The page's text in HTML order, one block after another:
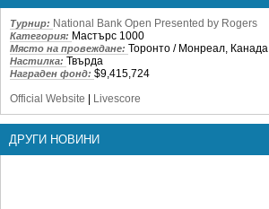
Турнир: National Bank Open Presented by Rogers
Категория: Мастърс 1000
Място на провеждане: Торонто / Монреал, Канада
Настилка: Твърда
Награден фонд: $9,415,724
Official Website | Livescore
ДРУГИ НОВИНИ